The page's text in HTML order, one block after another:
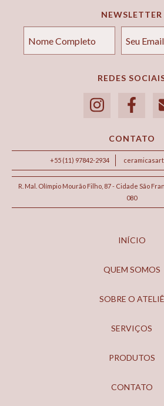
NEWSLETTER
REDES
CONTATO
+55 (11) 97842-2934
R. Mal. Olímpio Mourão Filho, 87 - Cidade São
080
INÍCIO
QUEM SOMOS
SOBRE O ATELIÊ
SERVIÇOS
PRODUTOS
CONTATO